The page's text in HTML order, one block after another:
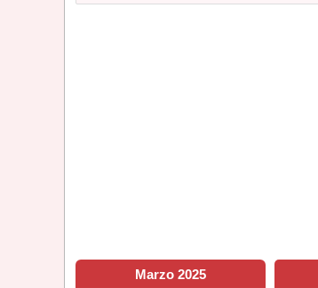
Marzo 2025